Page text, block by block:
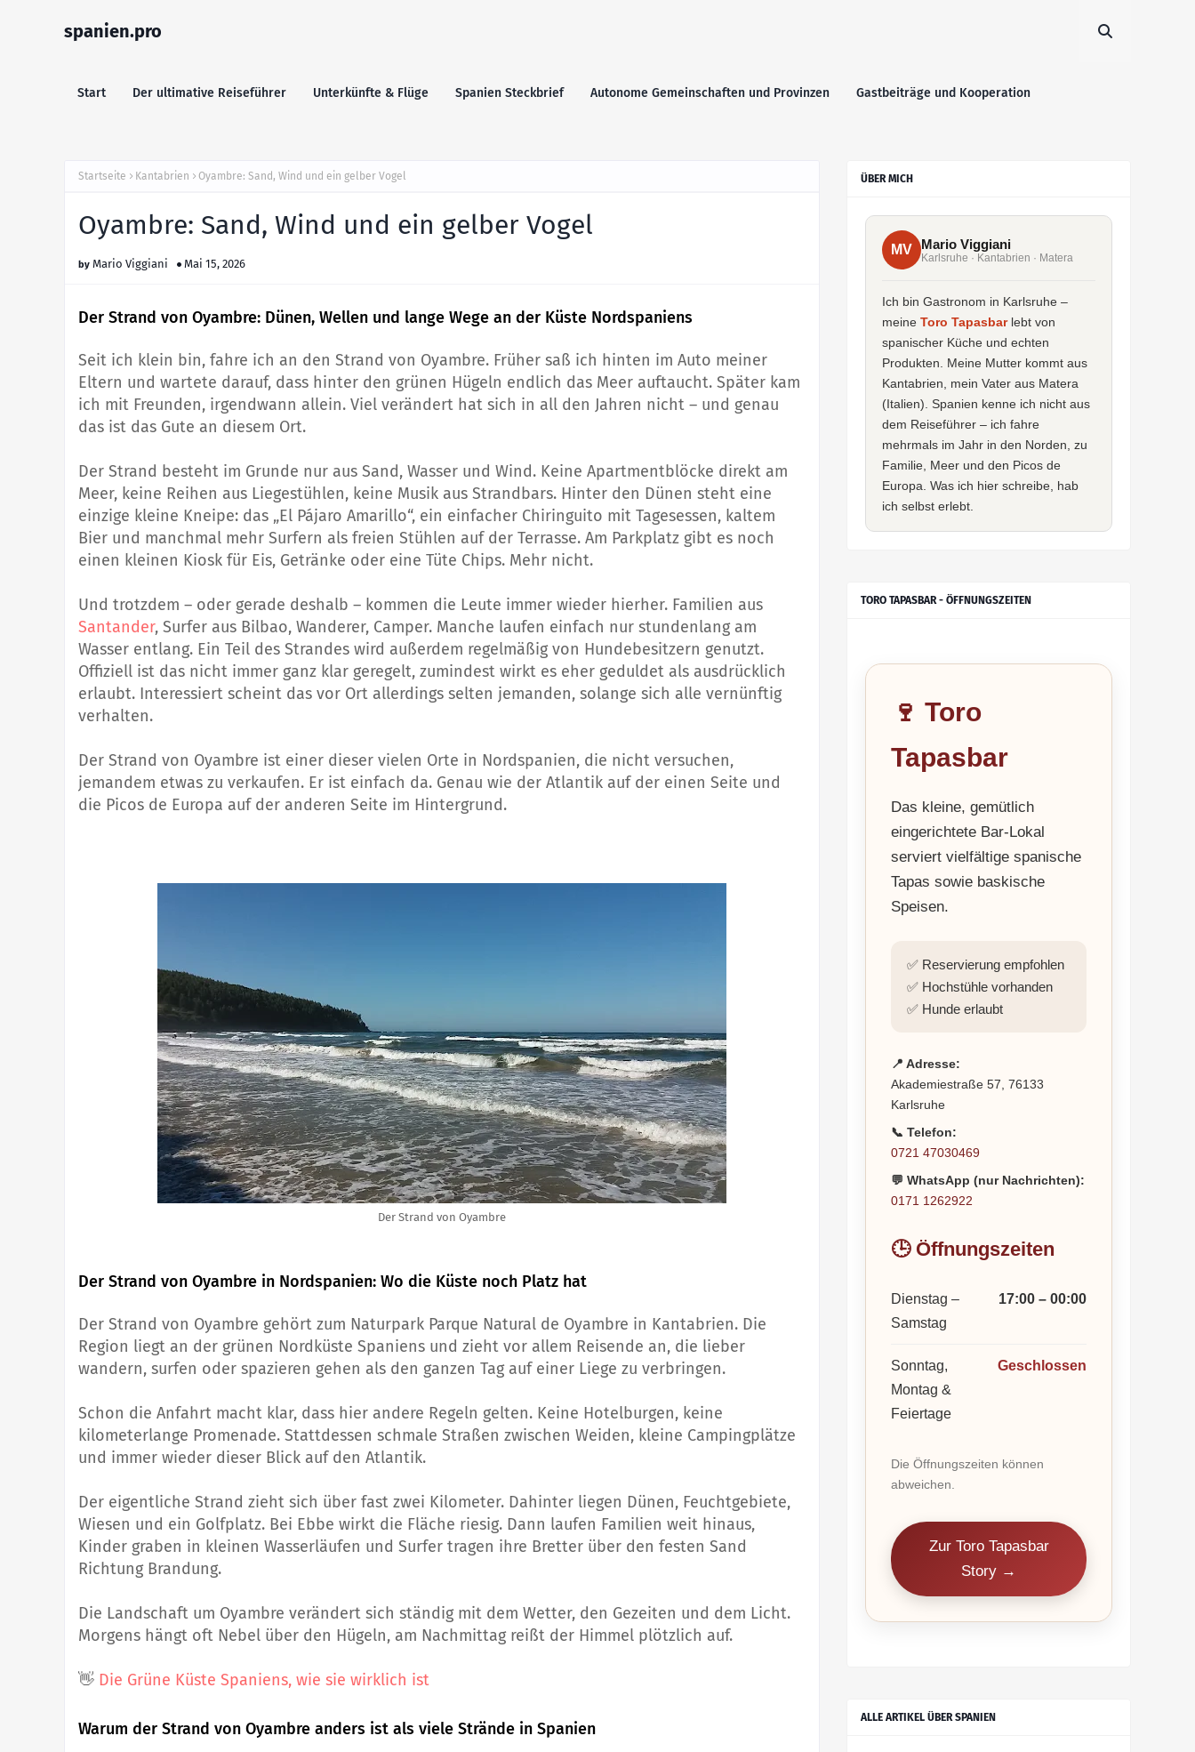
spanien.pro
Start Der ultimative Reiseführer Unterkünfte & Flüge Spanien Steckbrief Autonome Gemeinschaften und Provinzen Gastbeiträge und Kooperation
Startseite Kantabrien Oyambre: Sand, Wind und ein gelber Vogel
Oyambre: Sand, Wind und ein gelber Vogel
Mario Viggiani Mai 15, 2026
Der Strand von Oyambre: Dünen, Wellen und lange Wege an der Küste Nordspaniens
Seit ich klein bin, fahre ich an den Strand von Oyambre. Früher saß ich hinten im Auto meiner
Eltern und wartete darauf, dass hinter den grünen Hügeln endlich das Meer auftaucht. Später kam
ich mit Freunden, irgendwann allein. Viel verändert hat sich in all den Jahren nicht – und genau
das ist das Gute an diesem Ort.
Der Strand besteht im Grunde nur aus Sand, Wasser und Wind. Keine Apartmentblöcke direkt am
Meer, keine Reihen aus Liegestühlen, keine Musik aus Strandbars. Hinter den Dünen steht eine
einzige kleine Kneipe: das „El Pájaro Amarillo“, ein einfacher Chiringuito mit Tagesessen, kaltem
Bier und manchmal mehr Surfern als freien Stühlen auf der Terrasse. Am Parkplatz gibt es noch
einen kleinen Kiosk für Eis, Getränke oder eine Tüte Chips. Mehr nicht.
Und trotzdem – oder gerade deshalb – kommen die Leute immer wieder hierher. Familien aus
Santander, Surfer aus Bilbao, Wanderer, Camper. Manche laufen einfach nur stundenlang am
Wasser entlang. Ein Teil des Strandes wird außerdem regelmäßig von Hundebesitzern genutzt.
Offiziell ist das nicht immer ganz klar geregelt, zumindest wirkt es eher geduldet als ausdrücklich
erlaubt. Interessiert scheint das vor Ort allerdings selten jemanden, solange sich alle vernünftig
verhalten.
Der Strand von Oyambre ist einer dieser vielen Orte in Nordspanien, die nicht versuchen,
jemandem etwas zu verkaufen. Er ist einfach da. Genau wie der Atlantik auf der einen Seite und
die Picos de Europa auf der anderen Seite im Hintergrund.
Der Strand von Oyambre
Der Strand von Oyambre in Nordspanien: Wo die Küste noch Platz hat
Der Strand von Oyambre gehört zum Naturpark Parque Natural de Oyambre in Kantabrien. Die
Region liegt an der grünen Nordküste Spaniens und zieht vor allem Reisende an, die lieber
wandern, surfen oder spazieren gehen als den ganzen Tag auf einer Liege zu verbringen.
Schon die Anfahrt macht klar, dass hier andere Regeln gelten. Keine Hotelburgen, keine
kilometerlange Promenade. Stattdessen schmale Straßen zwischen Weiden, kleine Campingplätze
und immer wieder dieser Blick auf den Atlantik.
Der eigentliche Strand zieht sich über fast zwei Kilometer. Dahinter liegen Dünen, Feuchtgebiete,
Wiesen und ein Golfplatz. Bei Ebbe wirkt die Fläche riesig. Dann laufen Familien weit hinaus,
Kinder graben in kleinen Wasserläufen und Surfer tragen ihre Bretter über den festen Sand
Richtung Brandung.
Die Landschaft um Oyambre verändert sich ständig mit dem Wetter, den Gezeiten und dem Licht.
Morgens hängt oft Nebel über den Hügeln, am Nachmittag reißt der Himmel plötzlich auf.
👋 Die Grüne Küste Spaniens, wie sie wirklich ist
Warum der Strand von Oyambre anders ist als viele Strände in Spanien
ÜBER MICH
MV Mario Viggiani
Karlsruhe · Kantabrien · Matera
Ich bin Gastronom in Karlsruhe –
meine Toro Tapasbarlebt von
spanischer Küche und echten
Produkten. Meine Mutter kommt aus
Kantabrien, mein Vater aus Matera
(Italien). Spanien kenne ich nicht aus
dem Reiseführer – ich fahre
mehrmals im Jahr in den Norden, zu
Familie, Meer und den Picos de
Europa. Was ich hier schreibe, hab
ich selbst erlebt.
TORO TAPASBAR - ÖFFNUNGSZEITEN
🍷 Toro
Tapasbar
Das kleine, gemütlich
eingerichtete Bar-Lokal
serviert vielfältige spanische
Tapas sowie baskische
Speisen.
✅ Reservierung empfohlen
✅ Hochstühle vorhanden
✅ Hunde erlaubt
📍 Adresse:
Akademiestraße 57, 76133
Karlsruhe
📞 Telefon:
0721 47030469
💬 WhatsApp (nur Nachrichten):
0171 1262922
🕒 Öffnungszeiten
Dienstag –
Samstag
17:00 – 00:00
Sonntag,
Montag &
Feiertage
Geschlossen
Die Öffnungszeiten können
abweichen.
Zur Toro Tapasbar
Story →
ALLE ARTIKEL ÜBER SPANIEN